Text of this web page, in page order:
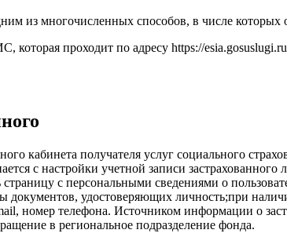
из многочисленных способов, в числе
которая проходит по адресу https://
кабинета получателя услуг социального
с настройки учетной записи застрахованного
с персональными сведениями о
удостоверяющих личность;при
номер телефона. Источником информации о
в региональное подразделение фонда.